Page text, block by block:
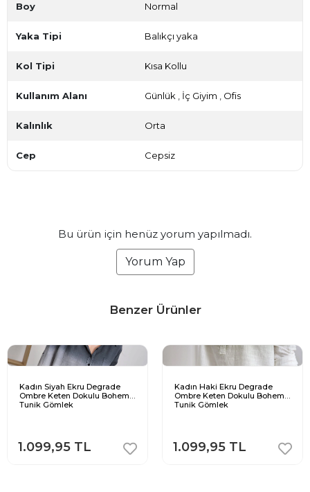
Boy Normal
Yaka Tipi Balıkçı yaka
Kol Tipi Kısa Kollu
Kullanım Alanı Günlük İç Giyim Ofis
Kalınlık Orta
Cep Cepsiz
Bu ürün için henüz yorum yapılmadı.
Yorum Yap
Benzer Ürünler
Kadın Siyah Ekru Degrade
Ombre Keten Dokulu Bohem
Tunik Gömlek
1.099,95 TL
Kadın Haki Ekru Degrade
Ombre Keten Dokulu Bohem
Tunik Gömlek
1.099,95 TL